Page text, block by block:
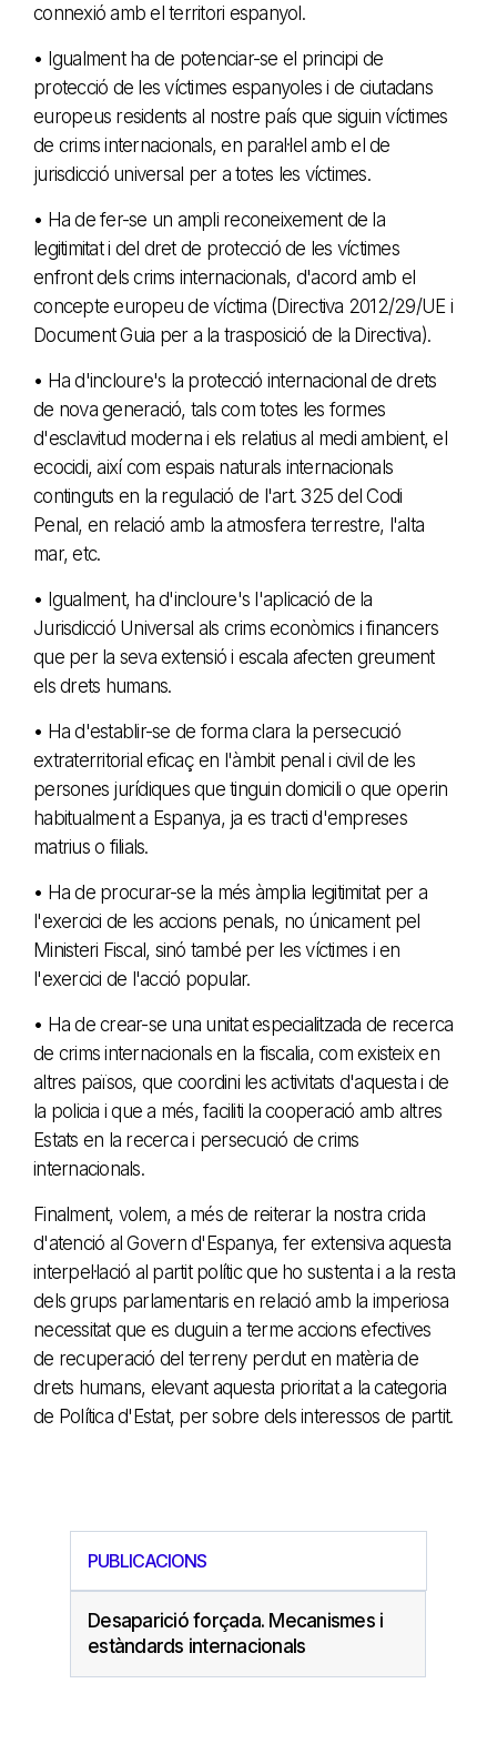
connexió amb el territori espanyol.
• Igualment ha de potenciar-se el principi de
protecció de les víctimes espanyoles i de ciutadans
europeus residents al nostre país que siguin víctimes
de crims internacionals, en paral·lel amb el de
jurisdicció universal per a totes les víctimes.
• Ha de fer-se un ampli reconeixement de la
legitimitat i del dret de protecció de les víctimes
enfront dels crims internacionals, d'acord amb el
concepte europeu de víctima (Directiva 2012/29/UE i
Document Guia per a la trasposició de la Directiva).
• Ha d'incloure's la protecció internacional de drets
de nova generació, tals com totes les formes
d'esclavitud moderna i els relatius al medi ambient, el
ecocidi, així com espais naturals internacionals
continguts en la regulació de l'art. 325 del Codi
Penal, en relació amb la atmosfera terrestre, l'alta
mar, etc.
• Igualment, ha d'incloure's l'aplicació de la
Jurisdicció Universal als crims econòmics i financers
que per la seva extensió i escala afecten greument
els drets humans.
• Ha d'establir-se de forma clara la persecució
extraterritorial eficaç en l'àmbit penal i civil de les
persones jurídiques que tinguin domicili o que operin
habitualment a Espanya, ja es tracti d'empreses
matrius o filials.
• Ha de procurar-se la més àmplia legitimitat per a
l'exercici de les accions penals, no únicament pel
Ministeri Fiscal, sinó també per les víctimes i en
l'exercici de l'acció popular.
• Ha de crear-se una unitat especialitzada de recerca
de crims internacionals en la fiscalia, com existeix en
altres països, que coordini les activitats d'aquesta i de
la policia i que a més, faciliti la cooperació amb altres
Estats en la recerca i persecució de crims
internacionals.
Finalment, volem, a més de reiterar la nostra crida
d'atenció al Govern d'Espanya, fer extensiva aquesta
interpel·lació al partit polític que ho sustenta i a la resta
dels grups parlamentaris en relació amb la imperiosa
necessitat que es duguin a terme accions efectives
de recuperació del terreny perdut en matèria de
drets humans, elevant aquesta prioritat a la categoria
de Política d'Estat, per sobre dels interessos de partit.
PUBLICACIONS
Desaparició forçada. Mecanismes i
estàndards internacionals